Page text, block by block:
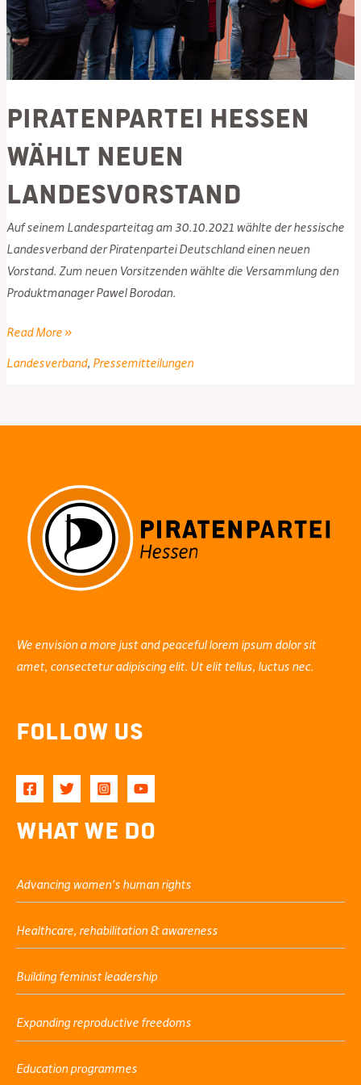
Piratenpartei Hessen
wählt neuen
Landesvorstand
Auf seinem Landesparteitag am 30.10.2021 wählte der hessische
Landesverband der Piratenpartei Deutschland einen neuen
Vorstand. Zum neuen Vorsitzenden wählte die Versammlung den
Produktmanager Pawel Borodan.
Piratenpartei
Read More »
Landesverband, Pressemitteilungen
We envision a more just and peaceful lorem ipsum dolor sit
amet, consectetur adipiscing elit. Ut elit tellus, luctus nec.
Follow Us
What We Do
Advancing women’s human rights
Healthcare, rehabilitation & awareness
Building feminist leadership
Expanding reproductive freedoms
Education programmes